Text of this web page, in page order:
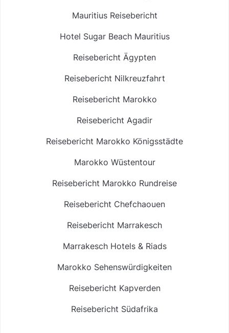
Mauritius Reisebericht
Hotel Sugar Beach Mauritius
Reisebericht Ägypten
Reisebericht Nilkreuzfahrt
Reisebericht Marokko
Reisebericht Agadir
Reisebericht Marokko Königsstädte
Marokko Wüstentour
Reisebericht Marokko Rundreise
Reisebericht Chefchaouen
Reisebericht Marrakesch
Marrakesch Hotels & Riads
Marokko Sehenswürdigkeiten
Reisebericht Kapverden
Reisebericht Südafrika